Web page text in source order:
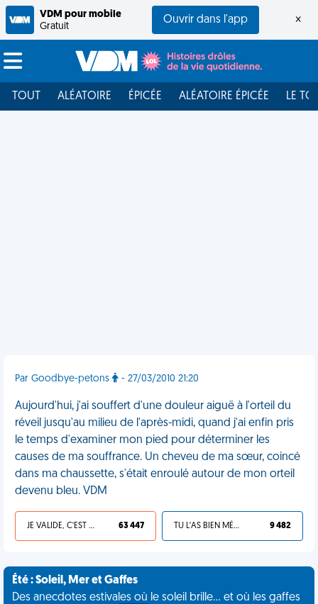
VDM pour mobile
Gratuit
Ouvrir dans l'app ×
TOUT ALÉATOIRE ÉPICÉE ALÉATOIRE ÉPICÉE LE
Par Goodbye-petons - 27/03/2010 21:20
Aujourd'hui, j'ai souffert d'une douleur aiguë à l'orteil du
réveil jusqu'au milieu de l'après-midi, quand j'ai enfin pris
le temps d'examiner mon pied pour déterminer les
causes de ma souffrance. Un cheveu de ma sœur, coincé
dans ma chaussette, s'était enroulé autour de mon orteil
devenu bleu. VDM
JE VALIDE, C'EST UNE VDM 63 447 TU L'AS BIEN MÉRITÉ 9 482
Été : Soleil, Mer et Gaffes
Des anecdotes estivales où le soleil brille... et où les gaffes